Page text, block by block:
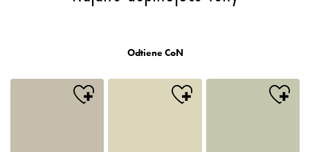
Odtiene CoN